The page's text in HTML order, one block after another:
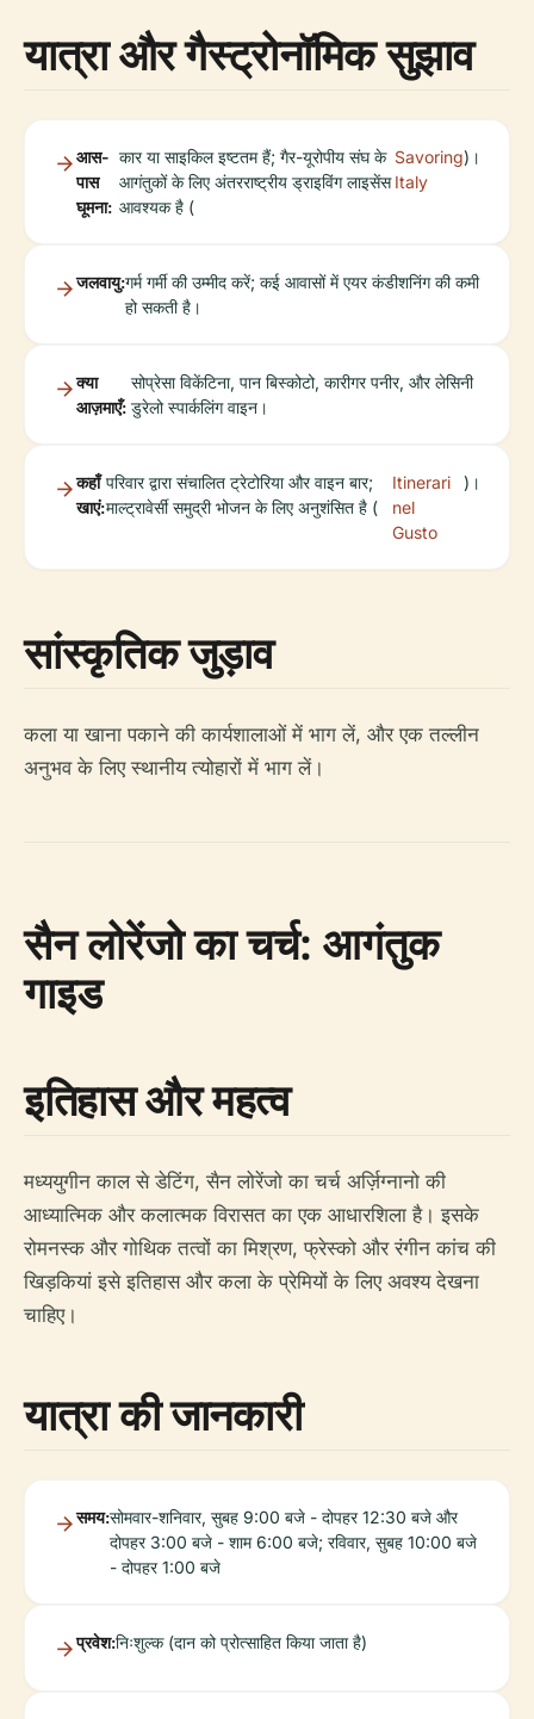
यात्रा और गैस्ट्रोनॉमिक सुझाव
आस-
पास
घूमना:
कार या साइकिल इष्टतम हैं; गैर-यूरोपीय संघ के
आगंतुकों के लिए अंतरराष्ट्रीय ड्राइविंग लाइसेंस
आवश्यक है (
Savoring
Italy
)।
जलवायु:गर्म गर्मी की उम्मीद करें; कई आवासों में एयर कंडीशनिंग की कमी
हो सकती है।
क्या
आज़माएँ:
सोप्रेसा विकेंटिना, पान बिस्कोटो, कारीगर पनीर, और लेसिनी
डुरेलो स्पार्कलिंग वाइन।
कहाँ
खाएं:
परिवार द्वारा संचालित ट्रेटोरिया और वाइन बार;
माल्ट्रावेर्सी समुद्री भोजन के लिए अनुशंसित है (
Itinerari
nel
Gusto
)।
सांस्कृतिक जुड़ाव
कला या खाना पकाने की कार्यशालाओं में भाग लें, और एक तल्लीन
अनुभव के लिए स्थानीय त्योहारों में भाग लें।
सैन लोरेंजो का चर्च: आगंतुक
गाइड
इतिहास और महत्व
मध्ययुगीन काल से डेटिंग, सैन लोरेंजो का चर्च अर्ज़िग्नानो की
आध्यात्मिक और कलात्मक विरासत का एक आधारशिला है। इसके
रोमनस्क और गोथिक तत्वों का मिश्रण, फ्रेस्को और रंगीन कांच की
खिड़कियां इसे इतिहास और कला के प्रेमियों के लिए अवश्य देखना
चाहिए।
यात्रा की जानकारी
समय:सोमवार-शनिवार, सुबह 9:00 बजे - दोपहर 12:30 बजे और
दोपहर 3:00 बजे - शाम 6:00 बजे; रविवार, सुबह 10:00 बजे
- दोपहर 1:00 बजे
प्रवेश:निःशुल्क (दान को प्रोत्साहित किया जाता है)